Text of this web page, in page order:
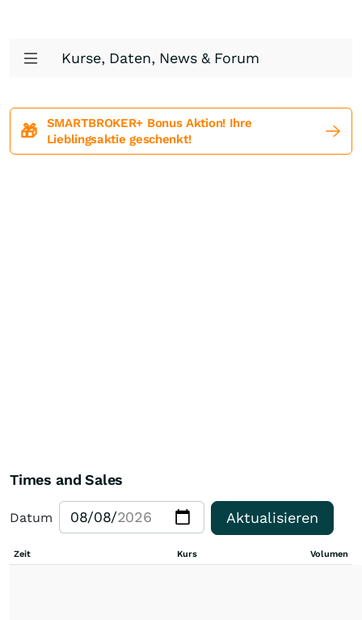
Kurse, Daten, News & Forum
🎁
SMARTBROKER+ Bonus Aktion! Ihre
Lieblingsaktie geschenkt!
Times and Sales
Datum Aktualisieren
Zeit Kurs Volumen